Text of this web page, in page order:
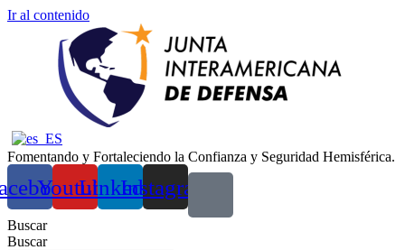
Ir al contenido
Fomentando y Fortaleciendo la Confianza y Seguridad Hemisférica.
YoutubeLinkedin
Instagram
Buscar
Buscar